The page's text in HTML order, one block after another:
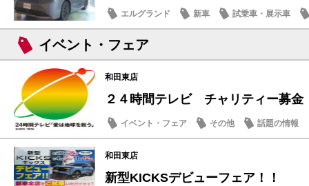
エルグランド 新車 試乗車・展示車
イベント・フェア
和田東店
２４時間テレビ チャリティー募金
イベント・フェア その他 話題の情報
和田東店
新型KICKSデビューフェア！！